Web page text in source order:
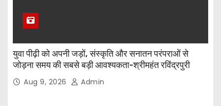
युवा पीढ़ी को अपनी जड़ों, संस्कृति और सनातन परंपराओं से
जोड़ना समय की सबसे बड़ी आवश्यकता-श्रीमहंत रविंद्रपुरी
Aug 9, 2026 Admin